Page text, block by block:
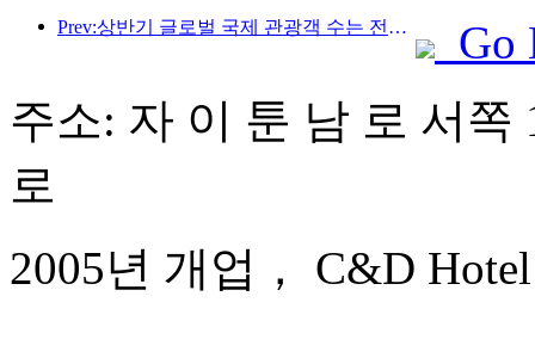
Prev:상반기 글로벌 국제 관광객 수는 전년 대비 5% 증가했습니다.
Go
주소: 자 이 툰 남 로 서쪽
로
2005년 개업， C&D Hotel